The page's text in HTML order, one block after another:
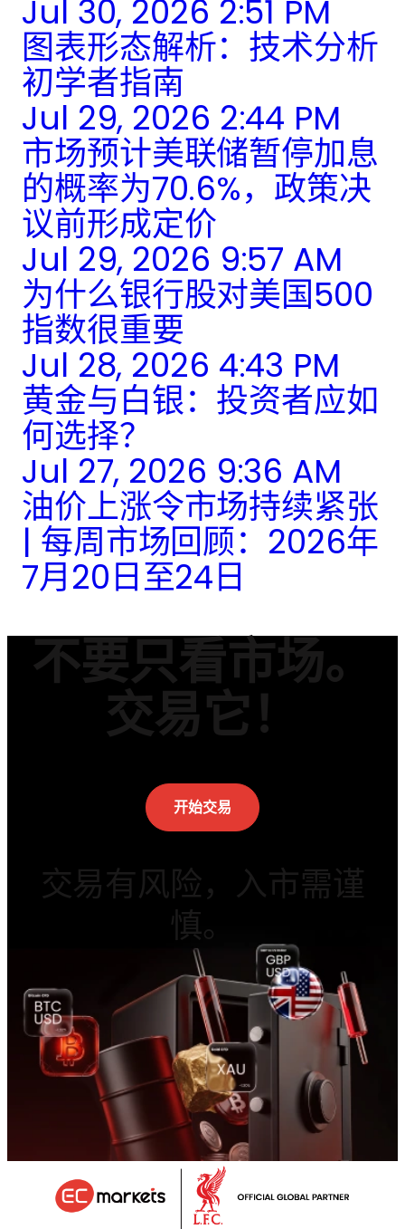
Jul 30, 2026 2:51 PM
图表形态解析：技术分析
初学者指南
Jul 29, 2026 2:44 PM
市场预计美联储暂停加息
的概率为70.6%，政策决
议前形成定价
Jul 29, 2026 9:57 AM
为什么银行股对美国500
指数很重要
Jul 28, 2026 4:43 PM
黄金与白银：投资者应如
何选择？
Jul 27, 2026 9:36 AM
油价上涨令市场持续紧张
| 每周市场回顾：2026年
7月20日至24日
不要只看市场。
交易它！
开始交易
交易有风险，入市需谨
慎。